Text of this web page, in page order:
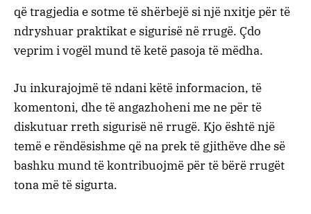
që tragjedia e sotme të shërbejë si një nxitje për të
ndryshuar praktikat e sigurisë në rrugë. Çdo
veprim i vogël mund të ketë pasoja të mëdha.
Ju inkurajojmë të ndani këtë informacion, të
komentoni, dhe të angazhoheni me ne për të
diskutuar rreth sigurisë në rrugë. Kjo është një
temë e rëndësishme që na prek të gjithëve dhe së
bashku mund të kontribuojmë për të bërë rrugët
tona më të sigurta.